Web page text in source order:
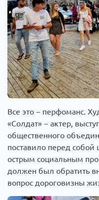
Все это − перфоманс.
«Солдат» − актер,
общественного
поставило перед
острым социальным
должен был обратить
вопрос дороговизны